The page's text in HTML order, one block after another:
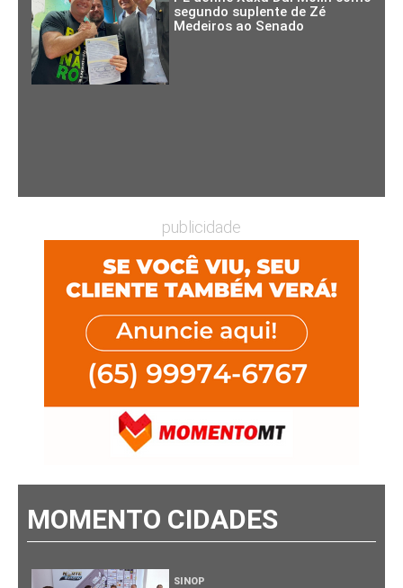
segundo suplente de Zé
Medeiros ao Senado
publicidade
MOMENTO CIDADES
SINOP